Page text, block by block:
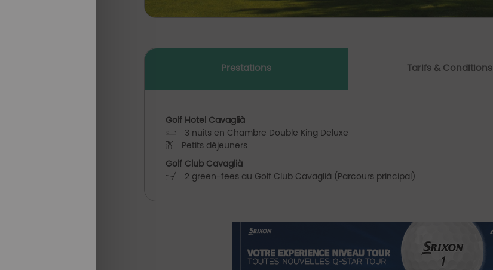
Prestations Tarifs & Conditions
Golf Hotel Cavaglià
3 nuits en Chambre Double King Deluxe
Petits déjeuners
Golf Club Cavaglià
2 green-fees au Golf Club Cavaglià (Parcours principal)